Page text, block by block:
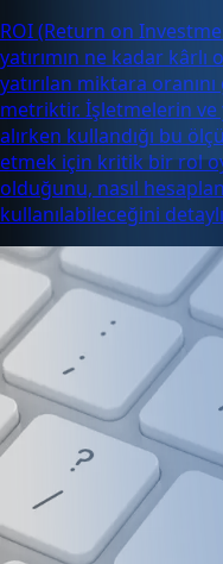
ROI (Return on
yatırımın ne kadar
yatırılan miktara
metriktir. İşletmelerin ve
alırken kullandığı bu
etmek için kritik bir rol
olduğunu, nasıl
kullanılabileceğini